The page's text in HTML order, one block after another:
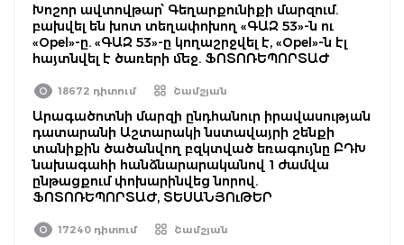
Խոշոր ավտովթար՝ Գեղարքունիքի մարզում.
բախվել են խոտ տեղափոխող «ԳԱԶ 53»-ն ու
«Opel»-ը. «ԳԱԶ 53»-ը կողաշրջվել է, «Opel»-ն էլ
հայտնվել է ծառերի մեջ. ՖՈՏՈՌԵՊՈՐՏԱԺ
18672 դիտում Շամշյան
Արագածոտնի մարզի ընդհանուր իրավասության
դատարանի Աշտարակի նստավայրի շենքի
տանիքին ծածանվող բզկտված եռագույնը ԲԴԽ
նախագահի հանձնարարականով 1 ժամվա
ընթացքում փոխարինվեց նորով.
ՖՈՏՈՌԵՊՈՐՏԱԺ, ՏԵՍԱՆՅՈւԹԵՐ
17240 դիտում Շամշյան